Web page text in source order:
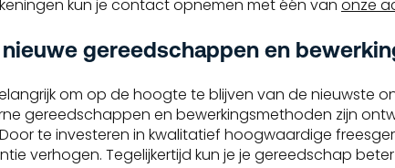
kun je contact opnemen met één van onze
nieuwe gereedschappen en
om op de hoogte te blijven van de nieuwste
gereedschappen en bewerkingsmethoden zijn
te investeren in kwalitatief hoogwaardige
verhogen. Tegelijkertijd kun je je gereedschap